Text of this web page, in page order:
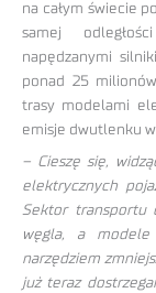
na całym świecie
samej
napędzanymi
ponad 25
trasy modelami
emisje dwutlenku
– Cieszę się,
elektrycznych
Sektor transportu
węgla, a
narzędziem
już teraz